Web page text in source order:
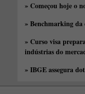
» Começou hoje o
» Benchmarking da
» Curso visa
indústrias do
» IBGE assegura